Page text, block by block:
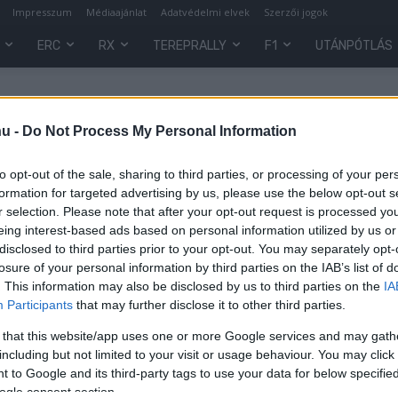
- Do Not Process My Personal Information
opt-out of the sale, sharing to third parties, or processing of your
for targeted advertising by us, please use the below opt-out
selection. Please note that after your opt-out request is processed
interest-based ads based on personal information utilized by us
to third parties prior to your opt-out. You may separately
of your personal information by third parties on the IAB’s list of
This information may also be disclosed by us to third parties on the
Participants that may further disclose it to other third parties.
that this website/app uses one or more Google services and may
but not limited to your visit or usage behaviour. You may
to Google and its third-party tags to use your data for below
consent section.
Impresszum Médiaajánlat Adatvédelmi elvek Szerzői jogok
ERC RX TEREPRALLY F1 UTÁNPÓTLÁS
F1
Magasról tesz a csapatokra az F1
– minden korábbinál nehezebb
szezon jön